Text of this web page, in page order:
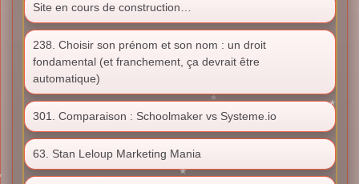
Site en cours de construction…
238. Choisir son prénom et son nom : un droit
fondamental (et franchement, ça devrait être
automatique)
301. Comparaison : Schoolmaker vs Systeme.io
63. Stan Leloup Marketing Mania